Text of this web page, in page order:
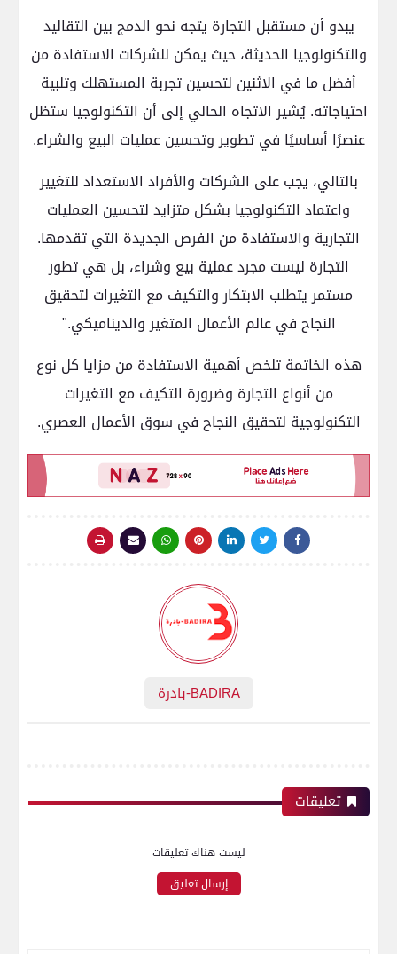
يبدو أن مستقبل التجارة يتجه نحو الدمج بين التقاليد
والتكنولوجيا الحديثة، حيث يمكن للشركات الاستفادة من
أفضل ما في الاثنين لتحسين تجربة المستهلك وتلبية
احتياجاته. يُشير الاتجاه الحالي إلى أن التكنولوجيا ستظل
عنصرًا أساسيًا في تطوير وتحسين عمليات البيع والشراء.
بالتالي، يجب على الشركات والأفراد الاستعداد للتغيير
واعتماد التكنولوجيا بشكل متزايد لتحسين العمليات
التجارية والاستفادة من الفرص الجديدة التي تقدمها.
التجارة ليست مجرد عملية بيع وشراء، بل هي تطور
مستمر يتطلب الابتكار والتكيف مع التغيرات لتحقيق
النجاح في عالم الأعمال المتغير والديناميكي."
هذه الخاتمة تلخص أهمية الاستفادة من مزايا كل نوع
من أنواع التجارة وضرورة التكيف مع التغيرات
التكنولوجية لتحقيق النجاح في سوق الأعمال العصري.
BADIRA-بادرة
تعليقات
ليست هناك تعليقات
إرسال تعليق